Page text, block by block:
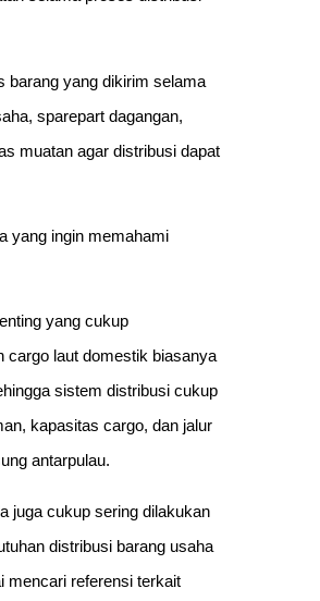
barang yang dikirim selama
sparepart dagangan,
muatan agar distribusi dapat
yang ingin memahami
yang cukup
cargo laut domestik biasanya
sistem distribusi cukup
kapasitas cargo, dan jalur
antarpulau.
juga cukup sering dilakukan
distribusi barang usaha
mencari referensi terkait